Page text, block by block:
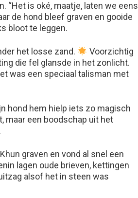
“Het is oké, maatje, laten we eens
de hond bleef graven en gooide
bloot te leggen.
het losse zand.
Voorzichtig
die fel glansde in het zonlicht.
was een speciaal talisman met
hond hem hielp iets zo magisch
maar een boodschap uit het
graven en vond al snel een
lagen oude brieven, kettingen
alsof het in steen was